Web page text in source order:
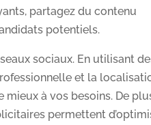
partagez du contenu
potentiels.
sociaux. En utilisant
et la
à vos besoins. De
permettent